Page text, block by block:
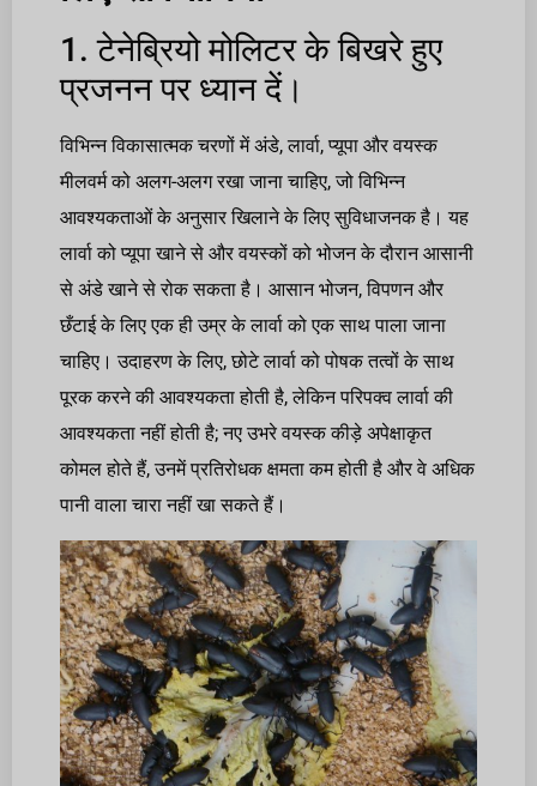
1. टेनेब्रियो मोलिटर के बिखरे हुए
प्रजनन पर ध्यान दें।
विभिन्न विकासात्मक चरणों में अंडे, लार्वा, प्यूपा और वयस्क
मीलवर्म को अलग-अलग रखा जाना चाहिए, जो विभिन्न
आवश्यकताओं के अनुसार खिलाने के लिए सुविधाजनक है। यह
लार्वा को प्यूपा खाने से और वयस्कों को भोजन के दौरान आसानी
से अंडे खाने से रोक सकता है। आसान भोजन, विपणन और
छँटाई के लिए एक ही उम्र के लार्वा को एक साथ पाला जाना
चाहिए। उदाहरण के लिए, छोटे लार्वा को पोषक तत्वों के साथ
पूरक करने की आवश्यकता होती है, लेकिन परिपक्व लार्वा की
आवश्यकता नहीं होती है; नए उभरे वयस्क कीड़े अपेक्षाकृत
कोमल होते हैं, उनमें प्रतिरोधक क्षमता कम होती है और वे अधिक
पानी वाला चारा नहीं खा सकते हैं।